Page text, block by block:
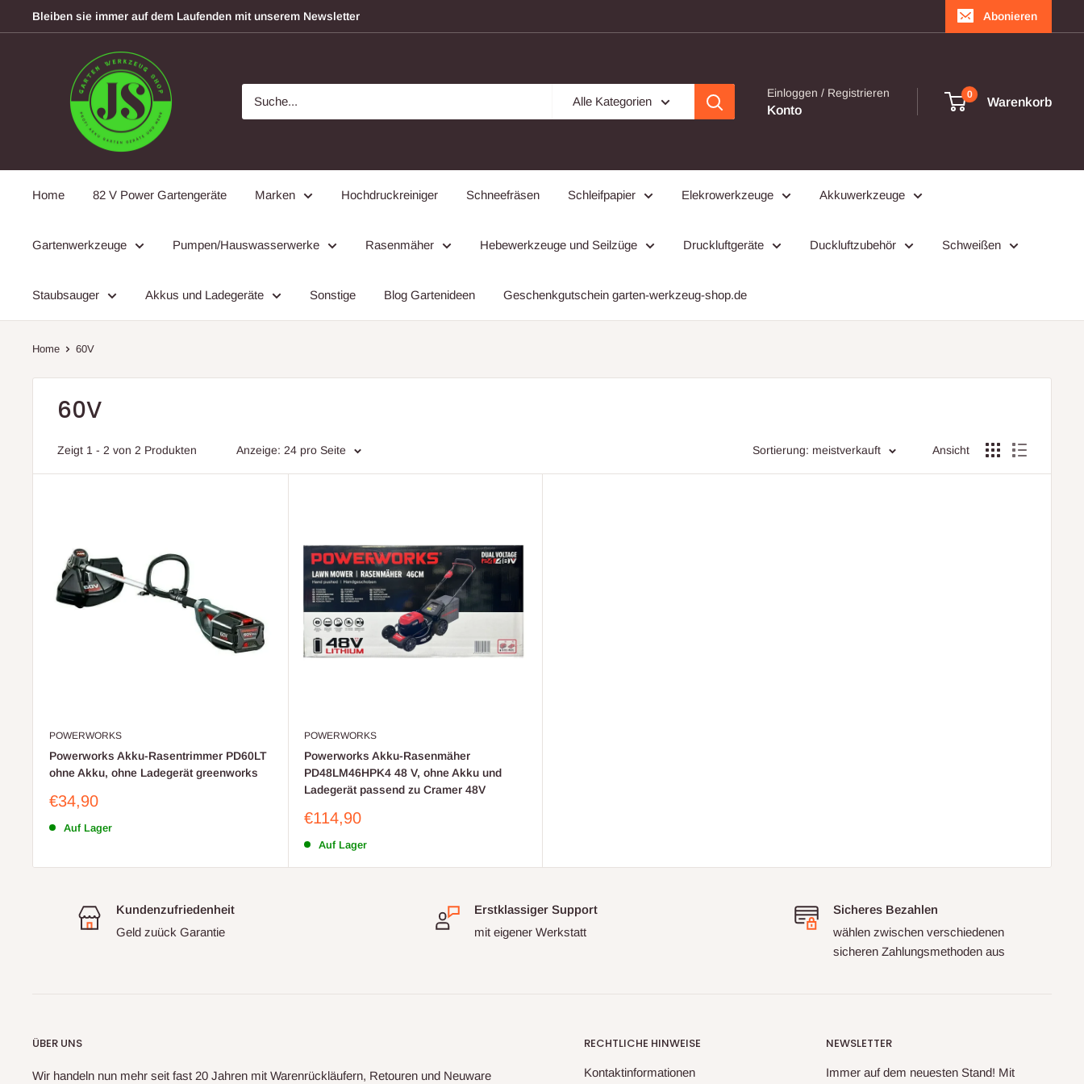
zum
Bleiben sie immer auf dem Laufenden mit unserem Newsletter Abonieren
werkzeugshop
Alle Kategorien
Einloggen / Registrieren
Konto
0
Warenkorb
Home 82 V Power Gartengeräte Marken Hochdruckreiniger Schneefräsen Schleifpapier Elekrowerkzeuge Akkuwerkzeuge
Gartenwerkzeuge Pumpen/Hauswasserwerke Rasenmäher Hebewerkzeuge und Seilzüge Druckluftgeräte Duckluftzubehör Schweißen
Staubsauger Akkus und Ladegeräte Sonstige Blog Gartenideen Geschenkgutschein garten-werkzeug-shop.de
Home 60V
60V
Zeigt 1 - 2 von 2 Produkten Anzeige: 24 pro Seite Sortierung: meistverkauft Ansicht
POWERWORKS
Powerworks Akku-Rasentrimmer PD60LT
ohne Akku, ohne Ladegerät greenworks
Sonderpreis
€34,90
Auf Lager
POWERWORKS
Powerworks Akku-Rasenmäher
PD48LM46HPK4 48 V, ohne Akku und
Ladegerät passend zu Cramer 48V
Sonderpreis
€114,90
Auf Lager
Kundenzufriedenheit
Geld zuück Garantie
Erstklassiger Support
mit eigener Werkstatt
Sicheres Bezahlen
wählen zwischen verschiedenen
sicheren Zahlungsmethoden aus
ÜBER UNS
Wir handeln nun mehr seit fast 20 Jahren mit Warenrückläufern, Retouren und Neuware
RECHTLICHE HINWEISE
Kontaktinformationen
NEWSLETTER
Immer auf dem neuesten Stand! Mit